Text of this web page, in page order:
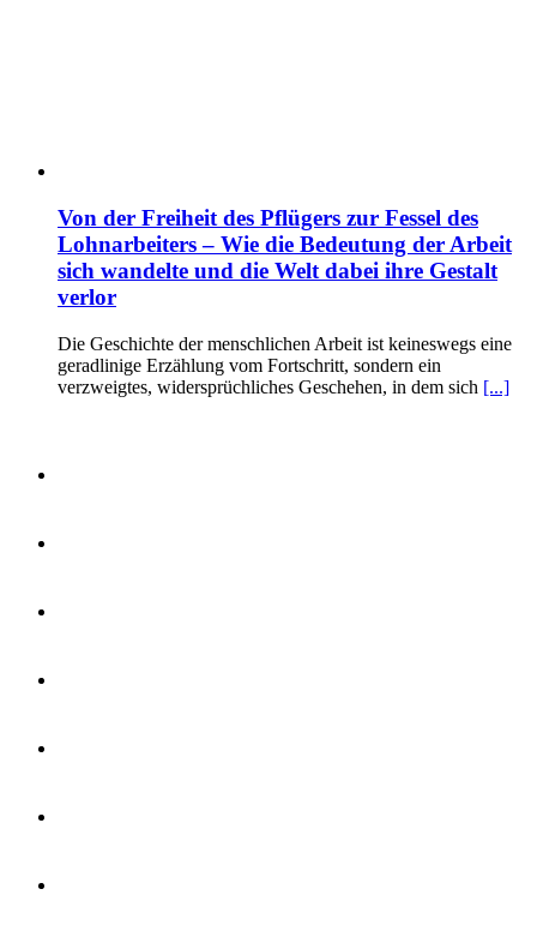
Von der Freiheit des Pflügers zur Fessel des
Lohnarbeiters – Wie die Bedeutung der Arbeit
sich wandelte und die Welt dabei ihre Gestalt
verlor
Die Geschichte der menschlichen Arbeit ist keineswegs eine
geradlinige Erzählung vom Fortschritt, sondern ein
verzweigtes, widersprüchliches Geschehen, in dem sich [...]